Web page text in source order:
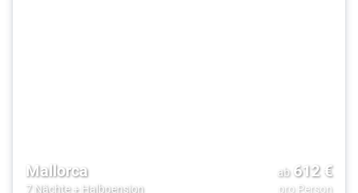
Mallorca
7 Nächte+ Halbpension
ab 612€
pro Person